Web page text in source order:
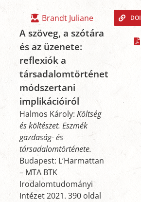
Brandt Juliane
A szöveg, a szótára
és az üzenete:
reflexiók a
társadalomtörténet
módszertani
implikációiról
Halmos Károly: Költség
és költészet. Eszmék
gazdaság- és
társadalomtörténete.
Budapest: L‘Harmattan
– MTA BTK
Irodalomtudományi
Intézet 2021. 390 oldal
DOI